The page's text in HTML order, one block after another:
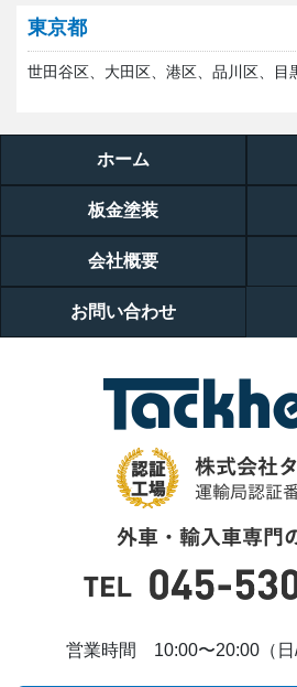
東京都
世田谷区、大田区、港区、品川区、目
営業時間 10:00〜20:00（日/
ホーム
板金塗装
会社概要
お問い合わせ